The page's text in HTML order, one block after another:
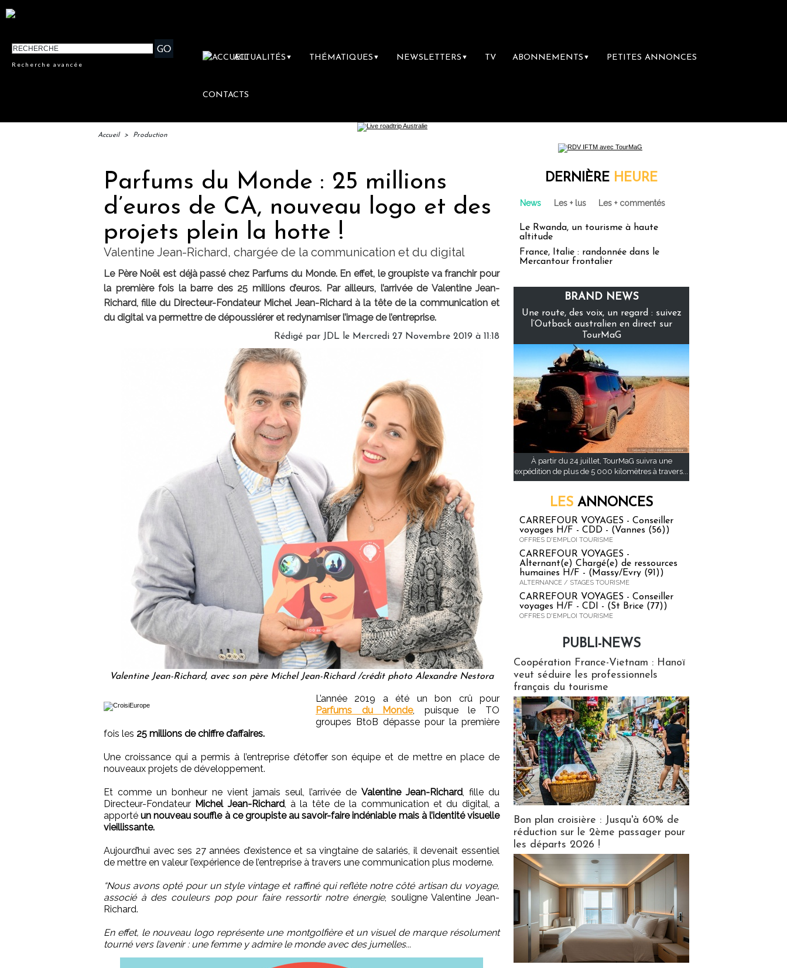
Recherche avancée
ACTUALITÉS ▼ THÉMATIQUES ▼ NEWSLETTERS ▼ TV ABONNEMENTS ▼ PETITES ANNONCES
CONTACTS
Accueil > Production
Parfums du Monde : 25 millions
d’euros de CA, nouveau logo et des
projets plein la hotte !
Valentine Jean-Richard, chargée de la communication et du digital
Le Père Noël est déjà passé chez Parfums du Monde. En effet, le groupiste va franchir pour
la première fois la barre des 25 millions d’euros. Par ailleurs, l’arrivée de Valentine Jean-
Richard, fille du Directeur-Fondateur Michel Jean-Richard à la tête de la communication et
du digital va permettre de dépoussiérer et redynamiser l’image de l’entreprise.
Rédigé par JDL le Mercredi 27 Novembre 2019 à 11:18
Valentine Jean-Richard, avec son père Michel Jean-Richard /crédit photo Alexandre Nestora
L’année 2019 a été un bon crû pour
Parfums du Monde, puisque le TO
groupes BtoB dépasse pour la première
fois les 25 millions de chiffre d’affaires.
Une croissance qui a permis à l’entreprise d’étoffer son équipe et de mettre en place de
nouveaux projets de développement.
Et comme un bonheur ne vient jamais seul, l’arrivée de Valentine Jean-Richard, fille du
Directeur-Fondateur Michel Jean-Richard, à la tête de la communication et du digital, a
apportéun nouveau souffle à ce groupiste au savoir-faire indéniable mais à l’identité visuelle
vieillissante.
Aujourd’hui avec ses 27 années d’existence et sa vingtaine de salariés, il devenait essentiel
de mettre en valeur l’expérience de l’entreprise à travers une communication plus moderne.
“Nous avons opté pour un style vintage et raffiné qui reflète notre côté artisan du voyage,
associé à des couleurs pop pour faire ressortir notre énergie, souligne Valentine Jean-
Richard.
En effet, le nouveau logo représente une montgolfière et un visuel de marque résolument
tourné vers l’avenir : une femme y admire le monde avec des jumelles...
DERNIÈRE HEURE
News Les + lus Les + commentés
Le Rwanda, un tourisme à haute
altitude
France, Italie : randonnée dans le
Mercantour frontalier
BRAND NEWS
Une route, des voix, un regard : suivez
l’Outback australien en direct sur
TourMaG
À partir du 24 juillet, TourMaG suivra une
expédition de plus de 5 000 kilomètres à travers...
LES ANNONCES
CARREFOUR VOYAGES - Conseiller
voyages H/F - CDD - (Vannes (56))
OFFRES D'EMPLOI TOURISME
CARREFOUR VOYAGES -
Alternant(e) Chargé(e) de ressources
humaines H/F - (Massy/Evry (91))
ALTERNANCE / STAGES TOURISME
CARREFOUR VOYAGES - Conseiller
voyages H/F - CDI - (St Brice (77))
OFFRES D'EMPLOI TOURISME
PUBLI-NEWS
Coopération France-Vietnam : Hanoï
veut séduire les professionnels
français du tourisme
Bon plan croisière : Jusqu'à 60% de
réduction sur le 2ème passager pour
les départs 2026 !